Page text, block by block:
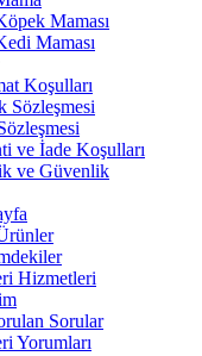
Maması
Maması
Koşulları
Sözleşmesi
ve İade Koşulları
ve Güvenlik
Hizmetleri
Sorular
Yorumları